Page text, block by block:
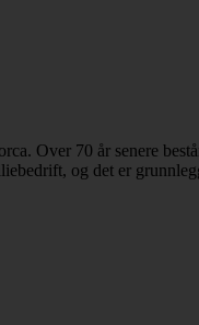
Over 70 år senere
og det er